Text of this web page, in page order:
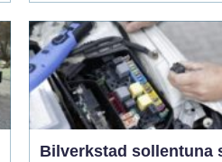
Bilverkstad sollentuna så